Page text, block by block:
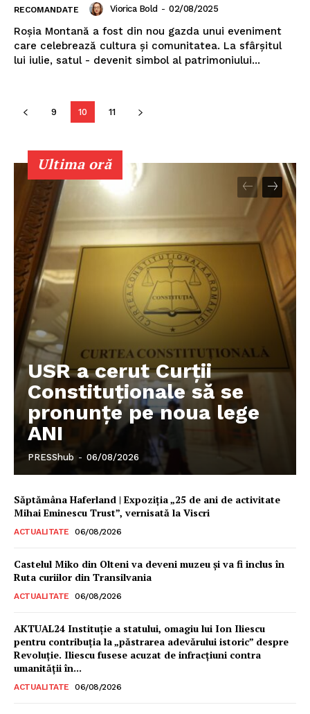
FREEDOM HOUSE ROMÂNIA
PRESShub
Despre noi / Echipa
Proiecte editoriale
Rețea
Contact
RECOMANDATE Viorica Bold - 02/08/2025
Roșia Montană a fost din nou gazda unui eveniment
care celebrează cultura și comunitatea. La sfârșitul
lui iulie, satul - devenit simbol al patrimoniului...
9 10 11
Ultima oră
USR a cerut Curții
Constituționale să se
pronunțe pe noua lege
ANI
PRESShub - 06/08/2026
Săptămâna Haferland | Expoziţia „25 de ani de activitate
Mihai Eminescu Trust”, vernisată la Viscri
ACTUALITATE 06/08/2026
Castelul Miko din Olteni va deveni muzeu şi va fi inclus în
Ruta curiilor din Transilvania
ACTUALITATE 06/08/2026
AKTUAL24 Instituție a statului, omagiu lui Ion Iliescu
pentru contribuția la „păstrarea adevărului istoric” despre
Revoluție. Iliescu fusese acuzat de infracțiuni contra
umanității în...
ACTUALITATE 06/08/2026